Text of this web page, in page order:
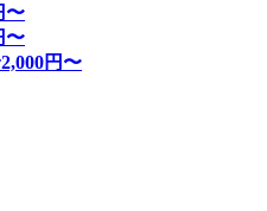
〜
〜
2,000円〜